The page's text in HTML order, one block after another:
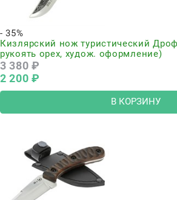
- 35%
Кизлярский нож туристический
рукоять орех, худож. оформление)
3 380 ₽
2 200 ₽
В КОРЗИНУ